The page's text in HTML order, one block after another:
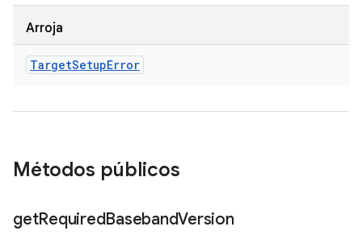
Arroja
TargetSetupError
Métodos públicos
getRequiredBasebandVersion